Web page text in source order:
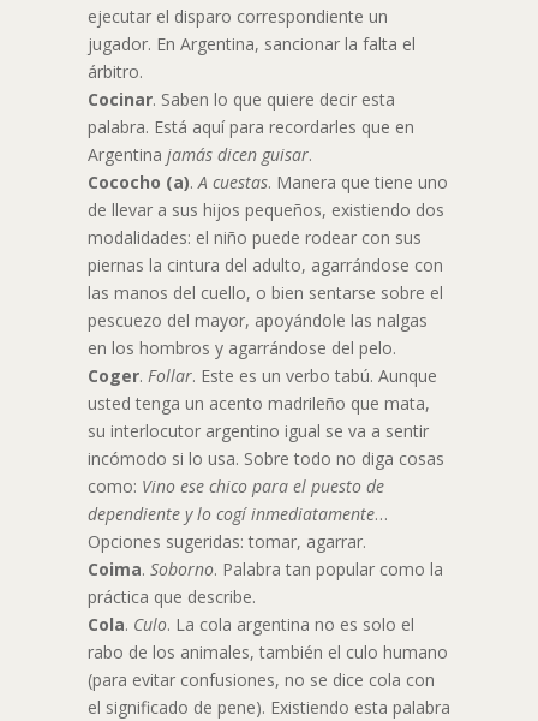
ejecutar el disparo correspondiente un
jugador. En Argentina, sancionar la falta el
árbitro.
Cocinar. Saben lo que quiere decir esta
palabra. Está aquí para recordarles que en
Argentina jamás dicen guisar.
Cococho (a).A cuestas. Manera que tiene uno
de llevar a sus hijos pequeños, existiendo dos
modalidades: el niño puede rodear con sus
piernas la cintura del adulto, agarrándose con
las manos del cuello, o bien sentarse sobre el
pescuezo del mayor, apoyándole las nalgas
en los hombros y agarrándose del pelo.
Coger. Follar. Este es un verbo tabú. Aunque
usted tenga un acento madrileño que mata,
su interlocutor argentino igual se va a sentir
incómodo si lo usa. Sobre todo no diga cosas
como: Vino ese chico para el puesto de
dependiente y lo cogí inmediatamente…
Opciones sugeridas: tomar, agarrar.
Coima. Soborno. Palabra tan popular como la
práctica que describe.
Cola. Culo. La cola argentina no es solo el
rabo de los animales, también el culo humano
(para evitar confusiones, no se dice cola con
el significado de pene). Existiendo esta palabra